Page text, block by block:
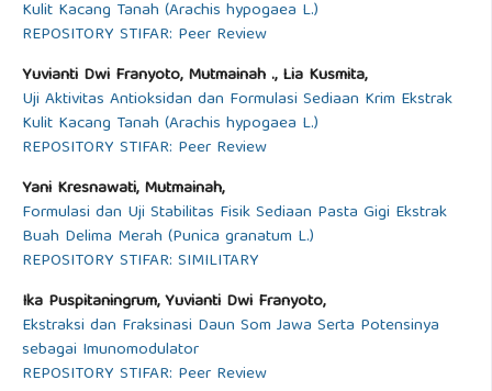
Kulit Kacang Tanah (Arachis hypogaea L.)
REPOSITORY STIFAR: Peer Review
Yuvianti Dwi Franyoto, Mutmainah ., Lia Kusmita,
Uji Aktivitas Antioksidan dan Formulasi Sediaan Krim Ekstrak
Kulit Kacang Tanah (Arachis hypogaea L.)
REPOSITORY STIFAR: Peer Review
Yani Kresnawati, Mutmainah,
Formulasi dan Uji Stabilitas Fisik Sediaan Pasta Gigi Ekstrak
Buah Delima Merah (Punica granatum L.)
REPOSITORY STIFAR: SIMILITARY
Ika Puspitaningrum, Yuvianti Dwi Franyoto,
Ekstraksi dan Fraksinasi Daun Som Jawa Serta Potensinya
sebagai Imunomodulator
REPOSITORY STIFAR: Peer Review